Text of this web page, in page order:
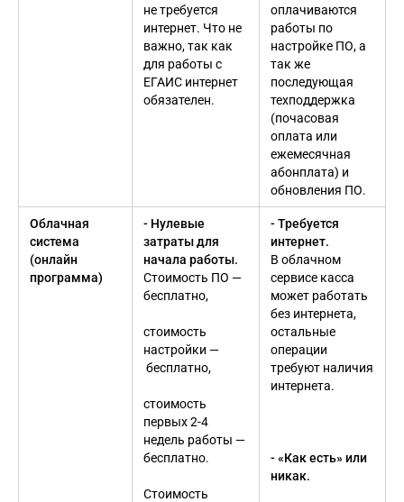
не требуется
интернет. Что не
важно, так как
для работы с
ЕГАИС интернет
обязателен.
оплачиваются
работы по
настройке ПО, а
так же
последующая
техподдержка
(почасовая
оплата или
ежемесячная
абонплата) и
обновления ПО.
Облачная
система
(онлайн
программа)
- Нулевые
затраты для
начала работы.
Стоимость ПО —
бесплатно,
стоимость
настройки —
бесплатно,
стоимость
первых 2-4
недель работы —
бесплатно.
Стоимость
- Требуется
интернет.
В облачном
сервисе касса
может работать
без интернета,
остальные
операции
требуют наличия
интернета.
- «Как есть» или
никак.